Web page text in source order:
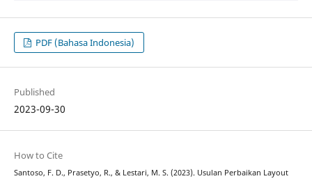
PDF (Bahasa Indonesia)
Published
2023-09-30
How to Cite
Santoso, F. D., Prasetyo, R., & Lestari, M. S. (2023). Usulan Perbaikan Layout